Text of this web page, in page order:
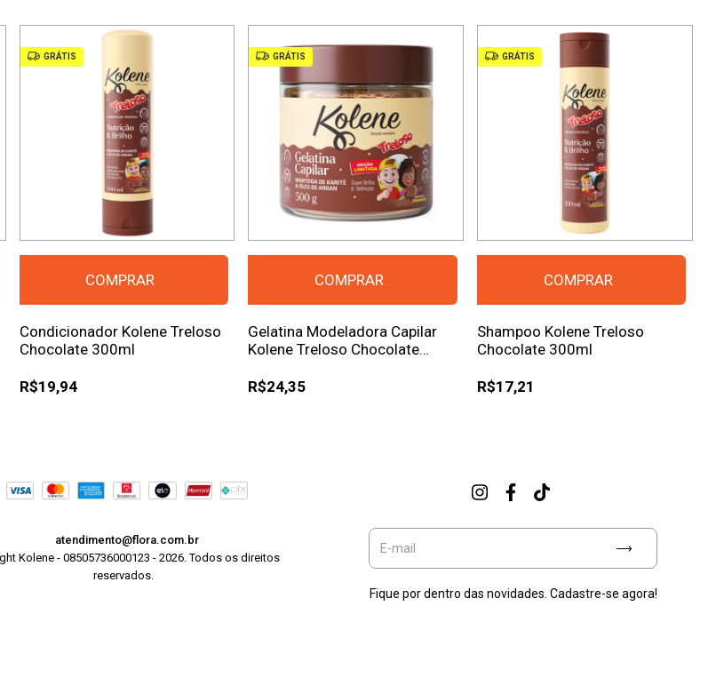
GRÁTIS
Condicionador Kolene Treloso
Chocolate 300ml
R$19,94
GRÁTIS
Gelatina Modeladora Capilar
Kolene Treloso Chocolate
R$24,35
GRÁTIS
Shampoo Kolene Treloso
Chocolate 300ml
R$17,21
atendimento@flora.com.br
Kolene - 08505736000123 - 2026. Todos os direitos
reservados.
Fique por dentro das novidades. Cadastre-se agora!